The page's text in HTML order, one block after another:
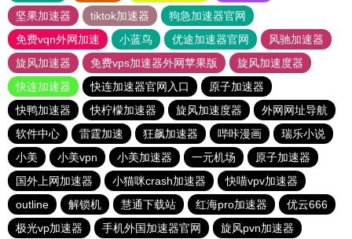
坚果加速器
tiktok加速器
狗急加速器官网
免费vqn外网加速
小蓝鸟 优途加速器官网
风驰加速器
旋风加速器
免费vps加速器外网苹果版
旋风加速度器
快连加速器
快连加速器官网入口
原子加速器
快鸭加速器
快柠檬加速器 旋风加速度器
外网网址导航
软件中心
雷霆加速 狂飙加速器 哔咔漫画
瑞乐小说
小美
小美vpn 小美加速器 一元机场
原子加速器
国外上网加速器
小猫咪crash加速器
快喵vpv加速器
outline
解锁机 慧通下载站 红海pro加速器
优云666
极光vp加速器
手机外国加速器官网 旋风pvn加速器